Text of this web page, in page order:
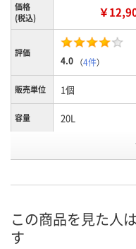
価格
(税込)
￥
評価
4.0 （4件）
販売単位 1個
容量 20L
お取り扱い終了
この商品を見た人
す